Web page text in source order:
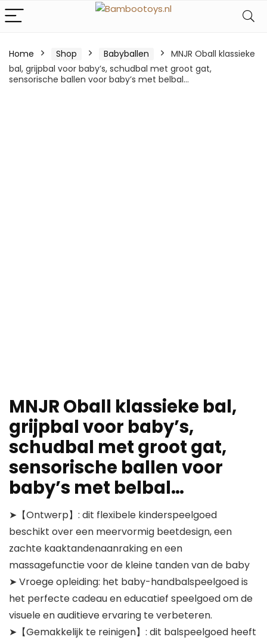
Home Shop Babyballen
MNJR Oball klassieke
bal, grijpbal voor baby’s, schudbal met groot gat,
sensorische ballen voor baby’s met belbal…
MNJR Oball klassieke bal,
grijpbal voor baby’s,
schudbal met groot gat,
sensorische ballen voor
baby’s met belbal…
➤【Ontwerp】: dit flexibele kinderspeelgoed
beschikt over een meervormig beetdesign, een
zachte kaaktandenaanraking en een
massagefunctie voor de kleine tanden van de baby
➤ Vroege opleiding: het baby-handbalspeelgoed is
het perfecte cadeau en educatief speelgoed om de
visuele en auditieve ervaring te verbeteren.
➤【Gemakkelijk te reinigen】: dit balspeelgoed heeft